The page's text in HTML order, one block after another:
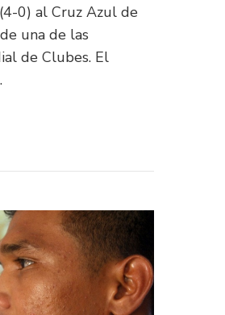
0) al Cruz Azul de
una de las
de Clubes. El